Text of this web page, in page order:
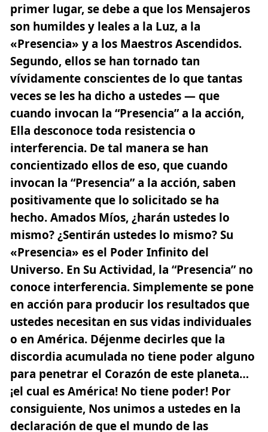
primer lugar, se debe a que los Mensajeros
son humildes y leales a la Luz, a la
«Presencia» y a los Maestros Ascendidos.
Segundo, ellos se han tornado tan
vívidamente conscientes de lo que tantas
veces se les ha dicho a ustedes — que
cuando invocan la “Presencia” a la acción,
Ella desconoce toda resistencia o
interferencia. De tal manera se han
concientizado ellos de eso, que cuando
invocan la “Presencia” a la acción, saben
positivamente que lo solicitado se ha
hecho. Amados Míos, ¿harán ustedes lo
mismo? ¿Sentirán ustedes lo mismo? Su
«Presencia» es el Poder Infinito del
Universo. En Su Actividad, la “Presencia” no
conoce interferencia. Simplemente se pone
en acción para producir los resultados que
ustedes necesitan en sus vidas individuales
o en América. Déjenme decirles que la
discordia acumulada no tiene poder alguno
para penetrar el Corazón de este planeta…
¡el cual es América! No tiene poder! Por
consiguiente, Nos unimos a ustedes en la
declaración de que el mundo de las